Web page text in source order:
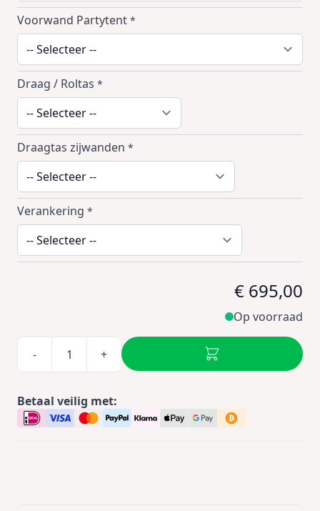
Voorwand Partytent *
Draag / Roltas *
Draagtas zijwanden *
Verankering *
€ 695,00
Op voorraad
- +
Betaal veilig met: